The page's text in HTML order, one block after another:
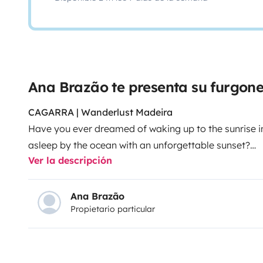
Ana Brazão te presenta su
CAGARRA | Wanderlust Madeira
Have you ever dreamed of waking up to the sunrise
asleep by the ocean with an unforgettable sunset?
At Wanderlust Madeira, our mission is to offer you
experience across our beautiful island of Madeira.
one of our fully converted campervans, handcrafted
detail. They’re cozy, fully self-sufficient, and
explore the island!
Ver la descripción
Ana Brazão
Propietario particular